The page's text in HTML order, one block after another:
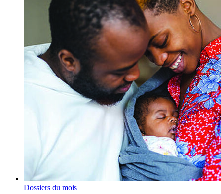
Dossiers du mois